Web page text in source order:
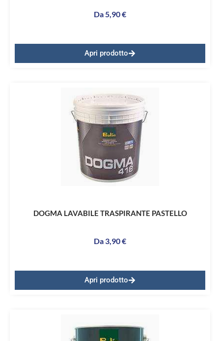
Da5,90€
Apri prodotto
DOGMA LAVABILE TRASPIRANTE PASTELLO
Da 3,90€
Apri prodotto